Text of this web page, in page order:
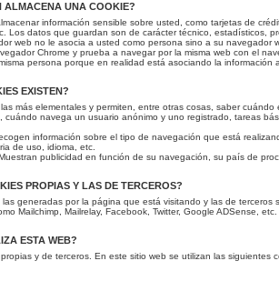
ALMACENA UNA COOKIE?
información sensible sobre usted, como tarjetas de
Los datos que guardan son de carácter técnico, estadísticos,
web no le asocia a usted como persona sino a su navegador
Chrome y prueba a navegar por la misma web con el
persona porque en realidad está asociando la información
EXISTEN?
más elementales y permiten, entre otras cosas, saber
cuándo navega un usuario anónimo y uno registrado, tareas
información sobre el tipo de navegación que está
de uso, idioma, etc.
publicidad en función de su navegación, su país de
PROPIAS Y LAS DE TERCEROS?
generadas por la página que está visitando y las de terceros
Mailchimp, Mailrelay, Facebook, Twitter, Google ADSense, etc.
ESTA WEB?
y de terceros. En este sitio web se utilizan las siguientes